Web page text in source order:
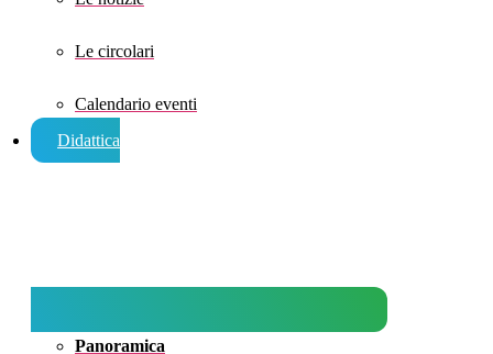
Le circolari
Calendario eventi
Didattica
Panoramica